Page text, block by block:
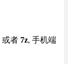
或者 7z, 手机端